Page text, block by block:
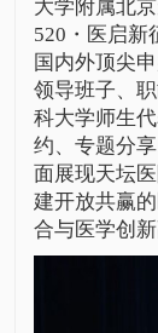
大学附属北
520・医启新
国内外顶尖
领导班子、
科大学师生
约、专题分
面展现天坛
建开放共赢
合与医学创新